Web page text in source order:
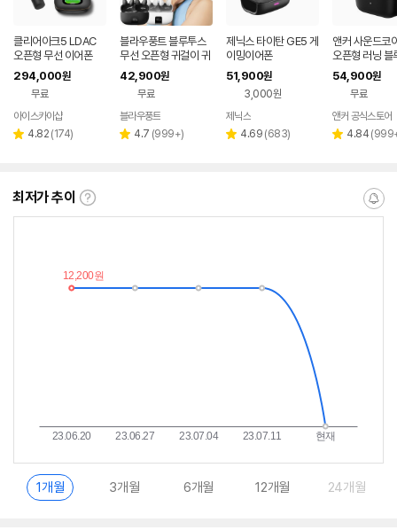
클리어아크5 LDAC
오픈형 무선 이어폰
294,000원
무료
페이
아이스카이샵
별 4.82 리
(174)
블라우풍트 블루투스
무선 오픈형 귀걸이 귀
찌형 이어폰 귀걸이형
이어클립 러닝 귀찌이
어폰
42,900원
무료
블라우풍트
별 4.7 리
(999+)
제닉스 타이탄 GE5 게
이밍이어폰
51,900원
3,000원
페이
제닉스
별 4.69 리
(683)
앤커 사운드코
오픈형 러닝 블
이어폰 D1101
54,900원
무료
앤커 공식스토어
별 4.84 리
(
최저가 추이
최
이
란?
알
1개월 3개월 6개월 12개월 24개월